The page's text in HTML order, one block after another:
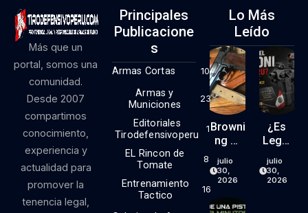
Más que un
portal, somos una
comunidad.
Desde 2007
compartimos
conocimiento,
experiencia y
actualidad para
promover la
tenencia legal,
Principales
Publicacione
S
Armas Cortas 10
Armas y
Municiones
23
Editoriales
Tirodefensivoperu
1
EL Rincon de
Tomate
8
Entrenamiento
Tactico
16
Lo Más
Leído
Browni
Ng Hi
9mm
(parte
1)
julio
30,
2026
¿Es
Legal
RONI
En El
julio
30,
2026